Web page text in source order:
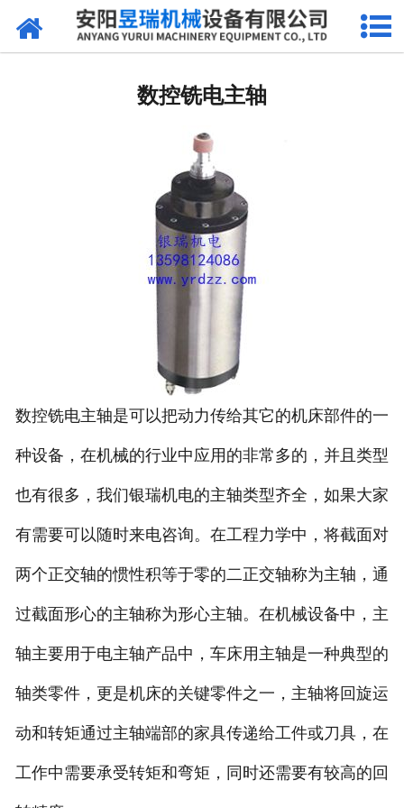
网站首页
数控铣电主轴
数控铣电主轴是可以把动力传给其它的机床部件的一
种设备，在机械的行业中应用的非常多的，并且类型
也有很多，我们银瑞机电的主轴类型齐全，如果大家
有需要可以随时来电咨询。在工程力学中，将截面对
两个正交轴的惯性积等于零的二正交轴称为主轴，通
过截面形心的主轴称为形心主轴。在机械设备中，主
轴主要用于电主轴产品中，车床用主轴是一种典型的
轴类零件，更是机床的关键零件之一，主轴将回旋运
动和转矩通过主轴端部的家具传递给工件或刀具，在
工作中需要承受转矩和弯矩，同时还需要有较高的回